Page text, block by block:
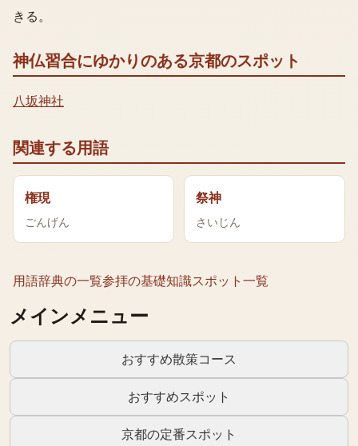
メインメニュー
おすすめ散策コース
おすすめスポット
京都の定番スポット
きる。
神仏習合にゆかりのある京都のスポット
八坂神社
関連する用語
権現
ごんげん
祭神
さいじん
用語辞典の一覧参拝の基礎知識スポット一覧